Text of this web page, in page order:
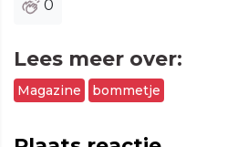
0
Lees meer over:
Magazine bommetje